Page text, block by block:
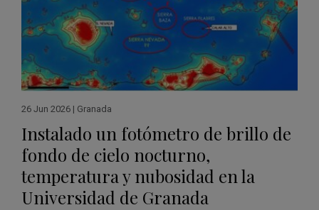
26 Jun 2026 | Granada
Instalado un fotómetro de brillo de
fondo de cielo nocturno,
temperatura y nubosidad en la
Universidad de Granada